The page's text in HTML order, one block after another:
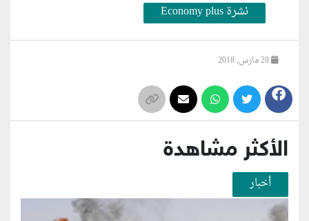
نشرة Economy plus
الأكثر مشاهدة
أخبار